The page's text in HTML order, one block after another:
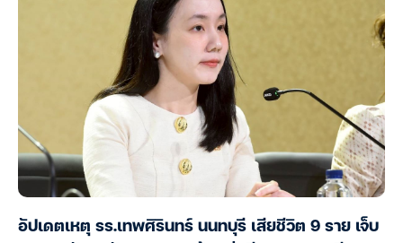
อัปเดตเหตุ รร.เทพศิรินทร์ นนทบุรี เสียชีวิต 9 ราย เจ็บ